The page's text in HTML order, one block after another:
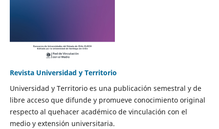
Revista Universidad y Territorio
Universidad y Territorio es una publicación semestral y de
libre acceso que difunde y promueve conocimiento original
respecto al quehacer académico de vinculación con el
medio y extensión universitaria.